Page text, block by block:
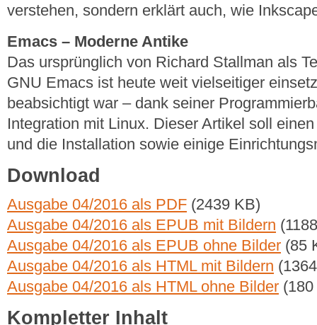
verstehen, sondern erklärt auch, wie
Emacs – Moderne Antike
Das ursprünglich von Richard Stallman als
GNU Emacs ist heute weit vielseitiger
beabsichtigt war – dank seiner
Integration mit Linux. Dieser Artikel soll
und die Installation sowie einige
Download
Ausgabe 04/2016 als PDF (2439 KB)
Ausgabe 04/2016 als EPUB mit Bildern
Ausgabe 04/2016 als EPUB ohne Bilder (85
Ausgabe 04/2016 als HTML mit Bildern
Ausgabe 04/2016 als HTML ohne Bilder
Kompletter Inhalt